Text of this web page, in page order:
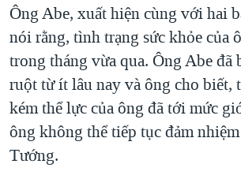
NGƯ DÂN VIỆT VÀ LÀN SÓNG TRỘM
BÊN KIA QUỐC LỘ: TIẾNG VỌNG TỪ
QUAN HỆ VIỆT MỸ
Ông Abe, xuất hiện cùng với hai
nói rằng, tình trạng sức khỏe của
trong tháng vừa qua. Ông Abe đã
ruột từ ít lâu nay và ông cho biết,
kém thể lực của ông đã tới mức
ông không thể tiếp tục đảm
Tướng.